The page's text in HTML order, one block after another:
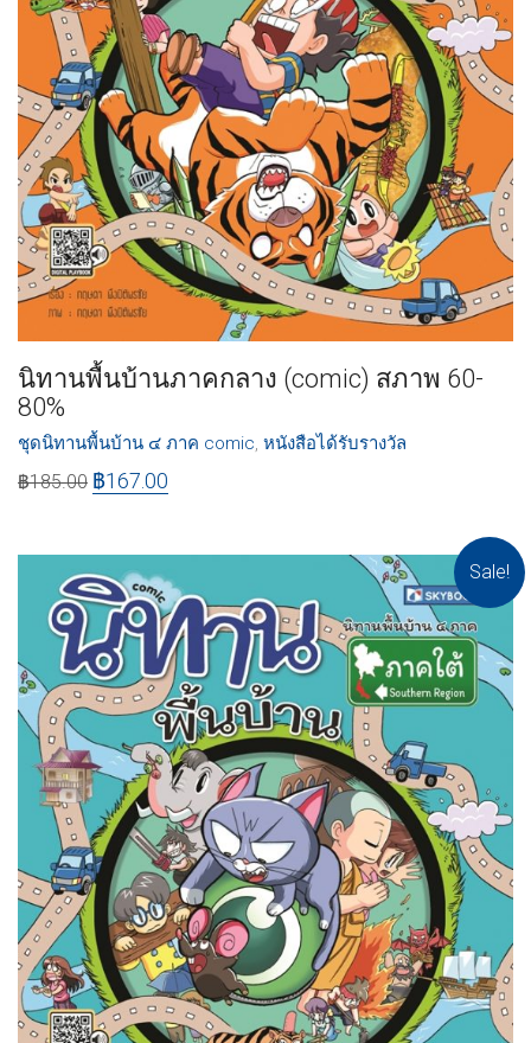
นิทานพื้นบ้านภาคกลาง (comic) สภาพ 60-
80%
ชุดนิทานพื้นบ้าน ๔ ภาค comic, หนังสือได้รับรางวัล
฿185.00 ฿167.00
Sale!